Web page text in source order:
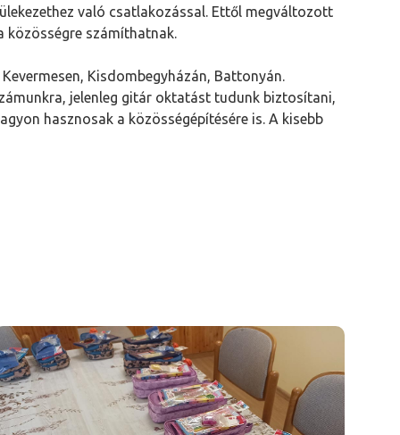
való csatlakozással. Ettől megváltozott
közösségre számíthatnak.
Kisdombegyházán, Battonyán.
jelenleg gitár oktatást tudunk biztosítani,
hasznosak a közösségépítésére is. A kisebb